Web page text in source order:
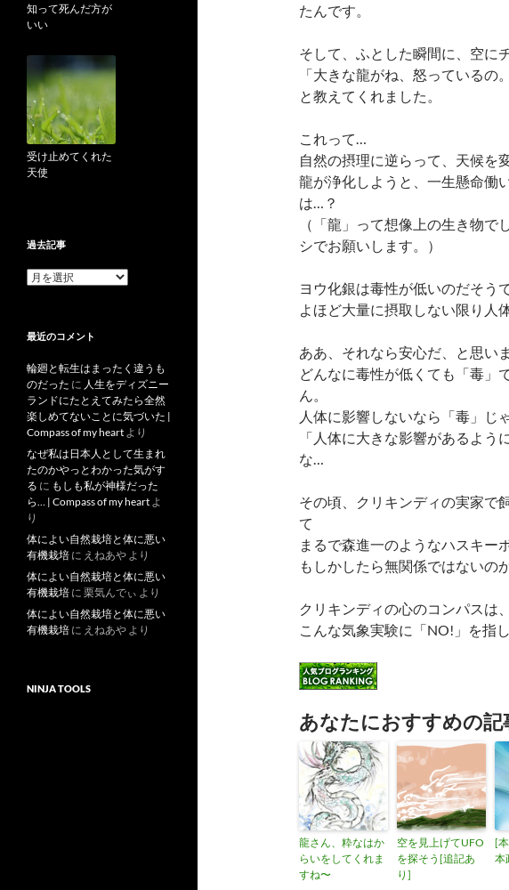
たんです。
そして、ふとした瞬間に、空に
「大きな龍がね、怒っているの
と教えてくれました。
これって…
自然の摂理に逆らって、天候を
龍が浄化しようと、一生懸命働
は…？
（「龍」って想像上の生き物
シでお願いします。）
ヨウ化銀は毒性が低いのだそうで
よほど大量に摂取しない限り人
ああ、それなら安心だ、と思い
どんなに毒性が低くても「毒」
ん。
人体に影響しないなら「毒」じ
「人体に大きな影響があるよ
な…
その頃、クリキンディの実家で
て
まるで森進一のようなハスキー
もしかしたら無関係ではないの
クリキンディの心のコンパスは、
こんな気象実験に「NO!」を指
あなたにおすすめの記
龍さん、粋なはか
らいをしてくれま
すね〜
空を見上げてUFO
を探そう[追記あ
り]
[
本
知って死んだ方が
いい
受け止めてくれた
天使
過去記事
過
最近のコメント
輪廻と転生はまったく違うも
のだった に 人生をディズニー
ランドにたとえてみたら全然
楽しめてないことに気づいた |
Compass of my heart より
なぜ私は日本人として生まれ
たのかやっとわかった気がす
る に もしも私が神様だった
ら… | Compass of my heart よ
り
体によい自然栽培と体に悪い
有機栽培 に えねあや より
体によい自然栽培と体に悪い
有機栽培 に 栗気んでぃ より
体によい自然栽培と体に悪い
有機栽培 に えねあや より
NINJA TOOLS